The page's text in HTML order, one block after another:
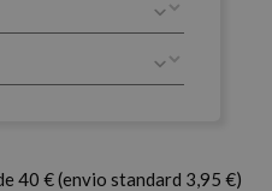
40 € (envio standard 3,95 €)